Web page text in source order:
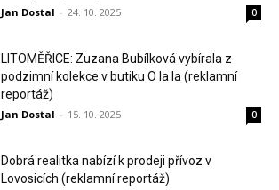
Jan Dostal - 24. 10. 2025 0
LITOMĚŘICE: Zuzana Bubílková vybírala z
podzimní kolekce v butiku O la la (reklamní
reportáž)
Jan Dostal - 15. 10. 2025 0
Dobrá realitka nabízí k prodeji přívoz v
Lovosicích (reklamní reportáž)